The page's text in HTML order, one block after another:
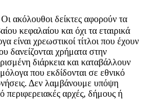
Οι ακόλουθοι δείκτες αφορούν τα
κεφαλαίου και όχι τα εταιρικά
είναι χρεωστικοί τίτλοι που έχουν
δανείζονται χρήματα στην
διάρκεια και καταβάλλουν
που εκδίδονται σε εθνικό
Δεν λαμβάνουμε υπόψη
περιφερειακές αρχές, δήμους ή